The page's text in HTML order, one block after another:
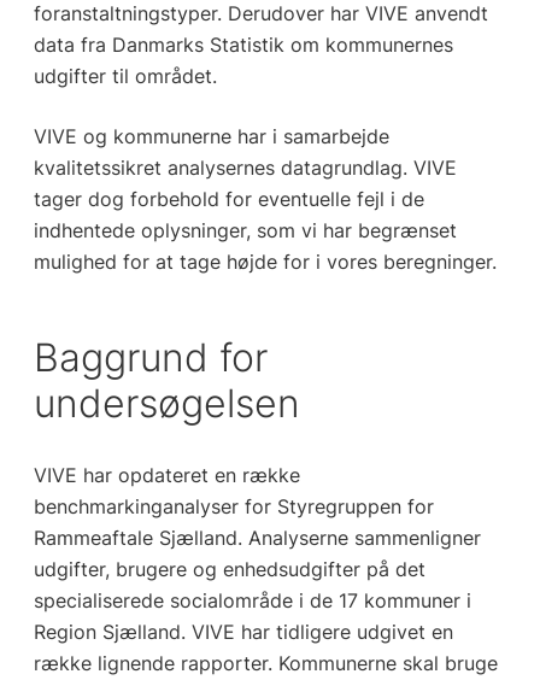
foranstaltningstyper. Derudover har VIVE anvendt
data fra Danmarks Statistik om kommunernes
udgifter til området.
VIVE og kommunerne har i samarbejde
kvalitetssikret analysernes datagrundlag. VIVE
tager dog forbehold for eventuelle fejl i de
indhentede oplysninger, som vi har begrænset
mulighed for at tage højde for i vores beregninger.
Baggrund for
undersøgelsen
VIVE har opdateret en række
benchmarkinganalyser for Styregruppen for
Rammeaftale Sjælland. Analyserne sammenligner
udgifter, brugere og enhedsudgifter på det
specialiserede socialområde i de 17 kommuner i
Region Sjælland. VIVE har tidligere udgivet en
række lignende rapporter. Kommunerne skal bruge